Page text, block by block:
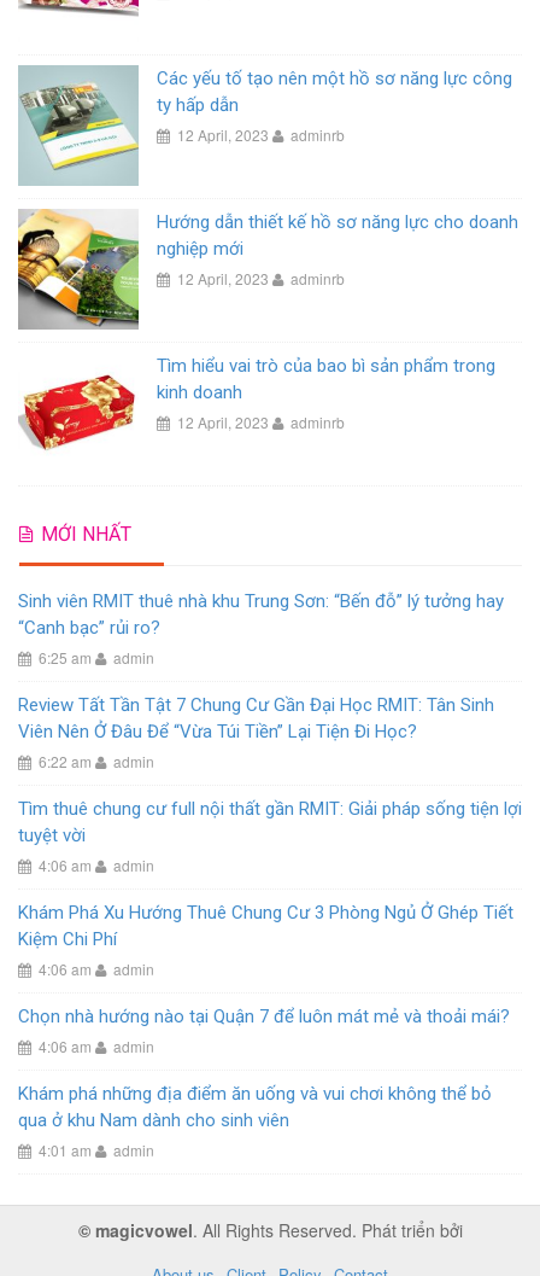
Các yếu tố tạo nên một hồ sơ năng lực công
ty hấp dẫn
12 April, 2023 adminrb
Hướng dẫn thiết kế hồ sơ năng lực cho doanh
nghiệp mới
12 April, 2023 adminrb
Tìm hiểu vai trò của bao bì sản phẩm trong
kinh doanh
12 April, 2023 adminrb
MỚI NHẤT
Sinh viên RMIT thuê nhà khu Trung Sơn: “Bến đỗ” lý tưởng hay
“Canh bạc” rủi ro?
6:25 am admin
Review Tất Tần Tật 7 Chung Cư Gần Đại Học RMIT: Tân Sinh
Viên Nên Ở Đâu Để “Vừa Túi Tiền” Lại Tiện Đi Học?
6:22 am admin
Tìm thuê chung cư full nội thất gần RMIT: Giải pháp sống tiện lợi
tuyệt vời
4:06 am admin
Khám Phá Xu Hướng Thuê Chung Cư 3 Phòng Ngủ Ở Ghép Tiết
Kiệm Chi Phí
4:06 am admin
Chọn nhà hướng nào tại Quận 7 để luôn mát mẻ và thoải mái?
4:06 am admin
Khám phá những địa điểm ăn uống và vui chơi không thể bỏ
qua ở khu Nam dành cho sinh viên
4:01 am admin
© magicvowel. All Rights Reserved. Phát triển bởi